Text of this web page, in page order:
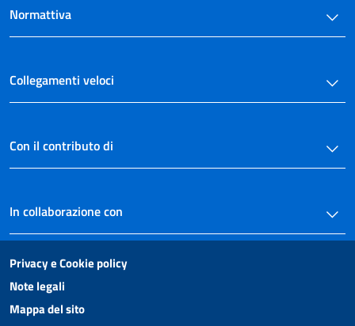
Normattiva
Collegamenti veloci
Con il contributo di
In collaborazione con
Privacy e Cookie policy
Note legali
Mappa del sito